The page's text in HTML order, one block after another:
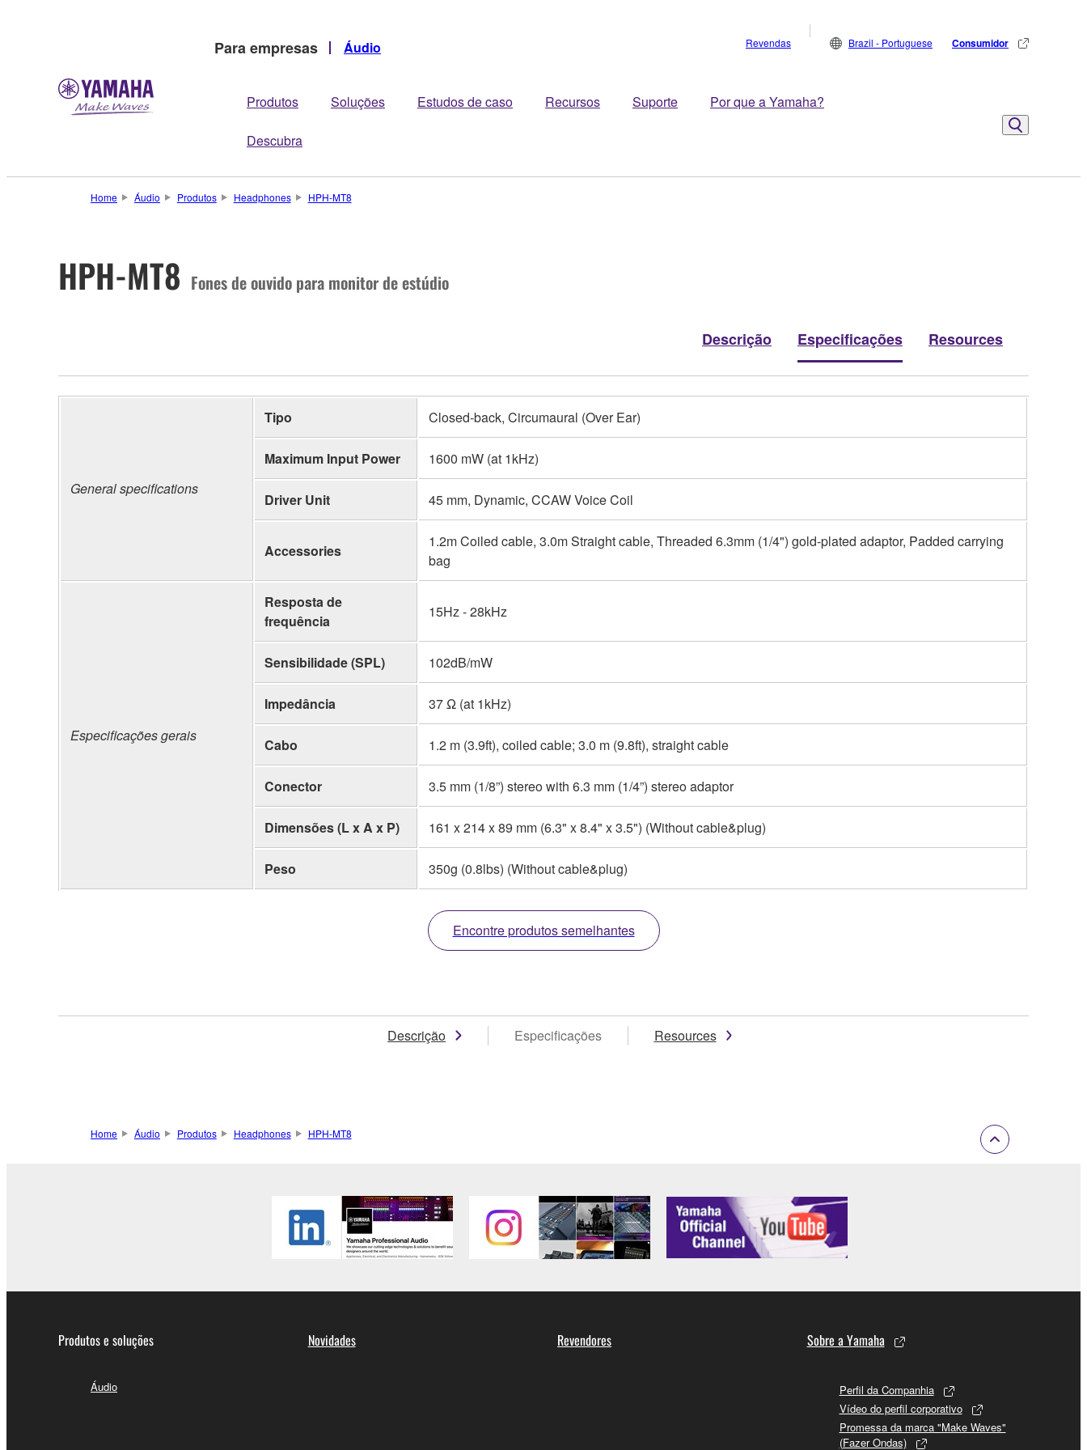
Para empresas Áudio
Produtos Soluções Estudos de caso Recursos Suporte Por que a Yamaha?
Descubra
Revendas Brazil - Portuguese Consumidor
Home Áudio Produtos Headphones HPH-MT8
HPH-MT8 Fones de ouvido para monitor de estúdio
Descrição Especificações Resources
General specifications
Tipo Closed-back, Circumaural (Over Ear)
Maximum Input Power 1600 mW (at 1kHz)
Driver Unit 45 mm, Dynamic, CCAW Voice Coil
Accessories
1.2m Coiled cable, 3.0m Straight cable, Threaded 6.3mm (1/4") gold-plated adaptor, Padded carrying
bag
Especificações gerais
Resposta de
frequência
15Hz - 28kHz
Sensibilidade (SPL) 102dB/mW
Impedância 37 Ω (at 1kHz)
Cabo 1.2 m (3.9ft), coiled cable; 3.0 m (9.8ft), straight cable
Conector 3.5 mm (1/8”) stereo with 6.3 mm (1/4”) stereo adaptor
Dimensões (L x A x P) 161 x 214 x 89 mm (6.3" x 8.4" x 3.5") (Without cable&plug)
Peso 350g (0.8lbs) (Without cable&plug)
Encontre produtos semelhantes
Descrição Especificações Resources
Home Áudio Produtos Headphones HPH-MT8
Produtos e soluções
Áudio
Novidades Revendores Sobre a Yamaha
Perfil da Companhia
Vídeo do perfil corporativo
Promessa da marca "Make Waves"
(Fazer Ondas)